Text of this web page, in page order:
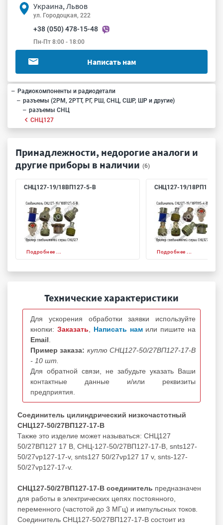
Украина, Львов
ул. Городоцкая, 222
+38 (050) 478-15-48
Пн-Пт 8:00 - 18:00
Написать нам
Радиокомпоненты и радиодетали
разъемы (2РМ, 2РТТ, РГ, РШ, СНЦ, СШР, ШР и другие)
разъемы СНЦ
СНЦ127
Принадлежности, недорогие аналоги и
другие приборы в наличии (6)
СНЦ127-19/18ВП127-5-В
Подробнее ...
СНЦ127-19/18РП115-
Подробнее ...
Технические характеристики
Для ускорения обработки заявки используйте
кнопки: Заказать Написать нам или пишите на
Email
Пример заказа: куплю СНЦ127-50/27ВП127-17-В
- 10 шт.
Для обратной связи, не забудьте указать Ваши
контактные данные и/или реквизиты
предприятия.
Соединитель цилиндрический низкочастотный
СНЦ127-50/27ВП127-17-В
Также это изделие может называться: СНЦ127
50/27ВП127 17 В, СНЦ-127-50/27ВП127-17-В, snts127-
50/27vp127-17-v, snts127 50/27vp127 17 v, snts-127-
50/27vp127-17-v.
СНЦ127-50/27ВП127-17-В соединитель предназначен
для работы в электрических цепях постоянного,
переменного (частотой до 3 МГц) и импульсных токов.
Соединитель СНЦ127-50/27ВП127-17-В состоит из